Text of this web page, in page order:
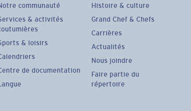
communauté
& activités
& loisirs
de documentation
Histoire & culture
Grand Chef & Chefs
Carrières
Actualités
Nous joindre
Faire partie du
répertoire